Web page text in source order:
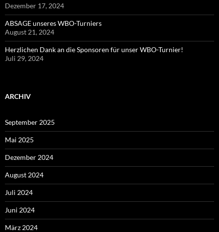
Dezember 17, 2024
ABSAGE unseres WBO-Turniers
August 21, 2024
Herzlichen Dank an die Sponsoren für unser WBO-Turnier!
Juli 29, 2024
ARCHIV
September 2025
Mai 2025
Dezember 2024
August 2024
Juli 2024
Juni 2024
März 2024